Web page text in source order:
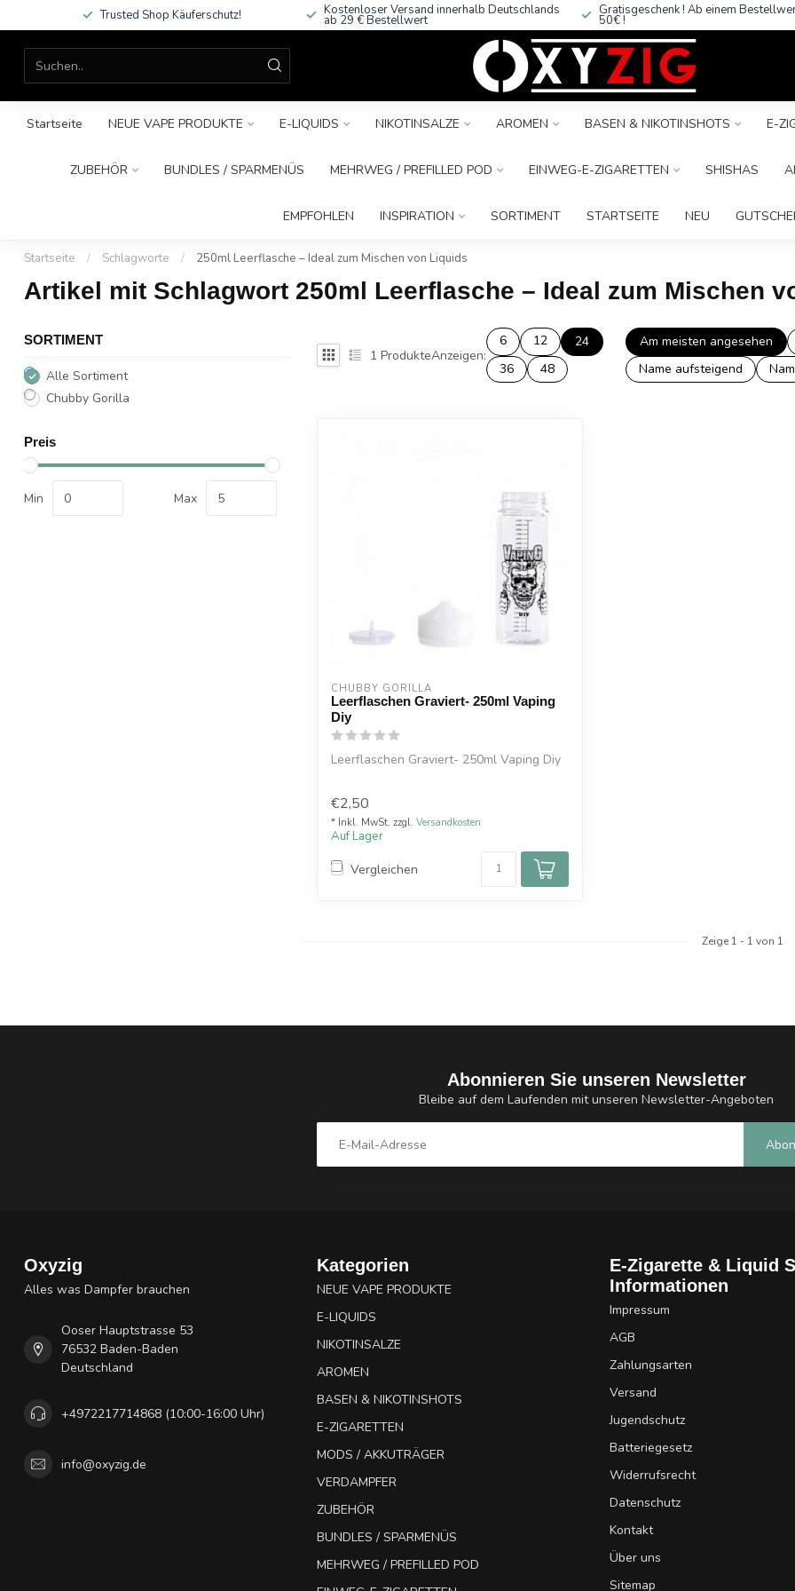
Trusted Shop Käuferschutz! Kostenloser Versand innerhalb Deutschlands
ab 29 € Bestellwert
Gratisgeschenk ! Ab einem
50€ !
Startseite NEUE VAPE PRODUKTE E-LIQUIDS NIKOTINSALZE AROMEN BASEN & NIKOTINSHOTS E-
ZUBEHÖR BUNDLES / SPARMENÜS MEHRWEG / PREFILLED POD EINWEG-E-ZIGARETTEN SHISHAS
EMPFOHLEN INSPIRATION SORTIMENT STARTSEITE NEU
Startseite / Schlagworte / 250ml Leerflasche – Ideal zum Mischen von Liquids
Artikel mit Schlagwort 250ml Leerflasche – Ideal zum Mischen
SORTIMENT
Alle Sortiment
Chubby Gorilla
Preis
Min Max
1 ProdukteAnzeigen:
6 12
24
36
48
Am meisten angesehen
Name aufsteigend
CHUBBY GORILLA
Leerflaschen Graviert- 250ml Vaping
Diy
Leerflaschen Graviert- 250ml Vaping Diy
€2,50
* Inkl. MwSt. zzgl. Versandkosten
Auf Lager
Vergleichen
Zeige 1 - 1 von 1
Abonnieren Sie unseren Newsletter
Bleibe auf dem Laufenden mit unseren Newsletter-Angeboten
Oxyzig
Alles was Dampfer brauchen
Ooser Hauptstrasse 53
76532 Baden-Baden
Deutschland
+4972217714868 (10:00-16:00 Uhr)
info@oxyzig.de
Kategorien
NEUE VAPE PRODUKTE
E-LIQUIDS
NIKOTINSALZE
AROMEN
BASEN & NIKOTINSHOTS
E-ZIGARETTEN
MODS / AKKUTRÄGER
VERDAMPFER
ZUBEHÖR
BUNDLES / SPARMENÜS
MEHRWEG / PREFILLED POD
E-Zigarette & Liquid
Informationen
Impressum
AGB
Zahlungsarten
Versand
Jugendschutz
Batteriegesetz
Widerrufsrecht
Datenschutz
Kontakt
Über uns
Sitemap